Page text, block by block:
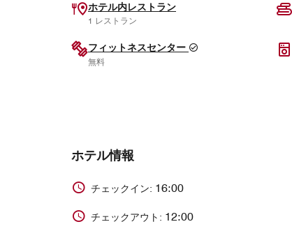
ホテル内レストラン
1 レストラン
フィットネスセンター
無料
ホテル情報
チェックイン: 16:00
チェックアウト: 12:00